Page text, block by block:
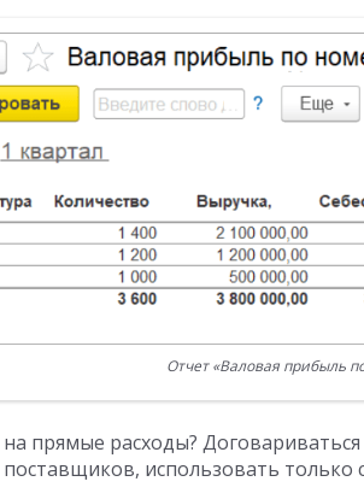
Отчет «Валовая прибыль
прямые расходы?
использовать только